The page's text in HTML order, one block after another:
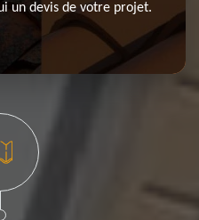
un devis de votre projet.